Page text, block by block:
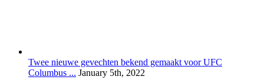
Twee nieuwe gevechten bekend gemaakt voor UFC
Columbus ... January 5th, 2022